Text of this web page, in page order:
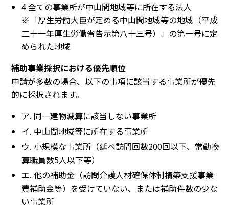
4 全ての事業所が中山間地域等に所在する法人
※「厚生労働大臣が定める中山間地域等の地域（平成
二十一年厚生労働省告示第八十三号）」の第一号に定
められた地域
補助事業採択における優先順位
申請が多数の場合、以下の事項に該当する事業所が優先
的に採択されます。
ア. 同一建物減算に該当しない事業所
イ. 中山間地域等に所在する事業所
ウ. 小規模な事業所（延べ訪問回数200回以下、常勤換
算職員数5人以下等）
エ. 他の補助金（訪問介護人材確保体制構築支援事業
費補助金等）を受けていない、または補助件数の少な
い事業所